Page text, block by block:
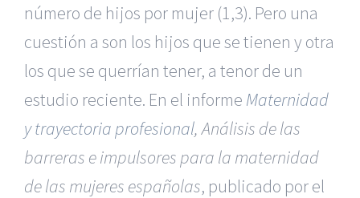
número de hijos por mujer (1,3). Pero una
cuestión a son los hijos que se tienen y otra
los que se querrían tener, a tenor de un
estudio reciente. En el informe Maternidad
y trayectoria profesional, Análisis de las
barreras e impulsores para la maternidad
de las mujeres españolas, publicado por el